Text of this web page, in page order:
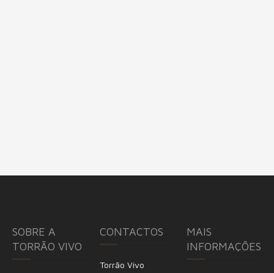
SOBRE A
TORRÃO VIVO
CONTACTOS
Torrão Vivo
MAIS
INFORMAÇÕES